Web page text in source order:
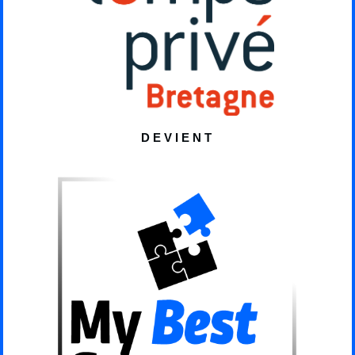
Articles récents
DOSSIER : Comment bien choisir son coach ?
Le premier critère important est que le coach soit formé
au coaching, ça peut paraître un peu simpliste comme
élément mais nombreux sont les coachs qui se lancent
DEVIENT